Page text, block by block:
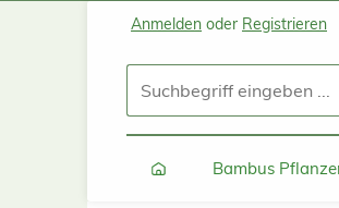
Zum Hauptinhalt springen
Zur Suche springen
Zur Hauptnavigation
Anmelden oder Registrieren
Bambus